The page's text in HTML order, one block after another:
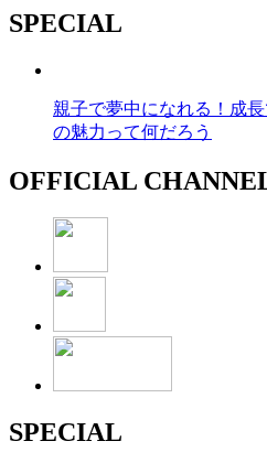
SPECIAL
親子で夢中になれる！成
の魅力って何だろう
OFFICIAL
SPECIAL